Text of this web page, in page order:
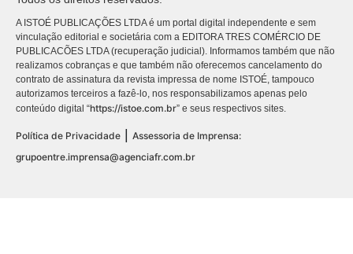
A ISTOÉ PUBLICAÇÕES LTDA é um portal digital independente e sem
vinculação editorial e societária com a EDITORA TRES COMÉRCIO DE
PUBLICACÕES LTDA (recuperação judicial). Informamos também que não
realizamos cobranças e que também não oferecemos cancelamento do
contrato de assinatura da revista impressa de nome ISTOÉ, tampouco
autorizamos terceiros a fazê-lo, nos responsabilizamos apenas pelo
conteúdo digital “https://istoe.com.br” e seus respectivos sites.
Política de Privacidade
Assessoria de Imprensa:
grupoentre.imprensa@agenciafr.com.br